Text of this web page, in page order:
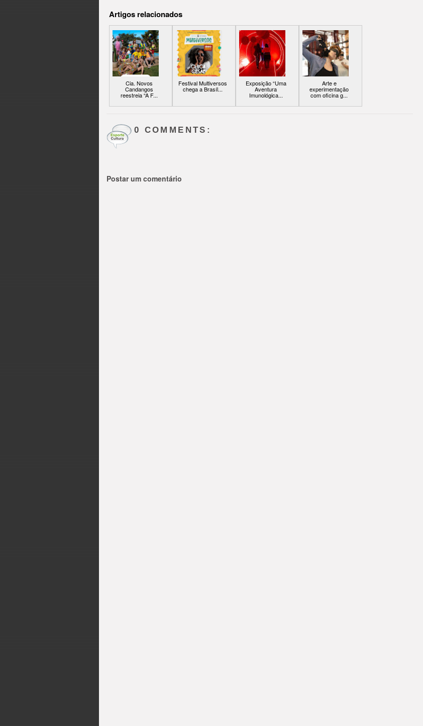
Artigos relacionados
Cia. Novos
Candangos
reestreia “A F...
Festival Multiversos
chega a Brasíl...
Exposição “Uma
Aventura
Imunológica...
Arte e
experimentação
com oficina g...
0 COMMENTS:
Postar um comentário